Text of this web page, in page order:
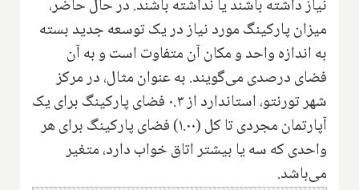
نیاز داشته باشند یا نداشته باشند. در حال حاضر،
میزان پارکینگ مورد نیاز در یک توسعه جدید بسته
به اندازه واحد و مکان آن متفاوت است و به آن
فضای درصدی می‌گویند. به عنوان مثال، در مرکز
شهر تورنتو، استاندارد از ۰.۳ فضای پارکینگ برای یک
آپارتمان مجردی تا کل (۱.۰۰) فضای پارکینگ برای هر
واحدی که سه یا بیشتر اتاق خواب دارد، متغیر
می‌باشد.